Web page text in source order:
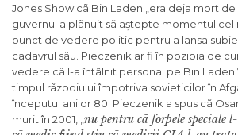
Jones Show cã Bin Laden „era deja mort de
guvernul a plãnuit sã aștepte momentul cel
punct de vedere politic pentru a lansa
cadavrul sãu. Pieczenik ar fi în poziþia de
vedere cã l-a întâlnit personal pe Bin Laden
timpul rãzboiului împotriva sovieticilor în
începutul anilor 80. Pieczenik a spus cã
murit în 2001, „ nu pentru cã forþele speciale